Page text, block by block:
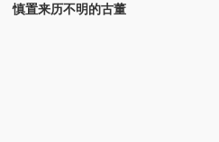
慎置来历不明的古董